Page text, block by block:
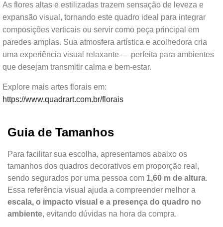
As flores altas e estilizadas trazem sensação de leveza e
expansão visual, tornando este quadro ideal para integrar
composições verticais ou servir como peça principal em
paredes amplas. Sua atmosfera artística e acolhedora cria
uma experiência visual relaxante — perfeita para ambientes
que desejam transmitir calma e bem-estar.
Explore mais artes florais em:
https://www.quadrart.com.br/florais
Guia de Tamanhos
Para facilitar sua escolha, apresentamos abaixo os
tamanhos dos quadros decorativos em proporção real,
sendo segurados por uma pessoa com 1,60 m de altura.
Essa referência visual ajuda a compreender melhor a
escala, o impacto visual e a presença do quadro no
ambiente, evitando dúvidas na hora da compra.